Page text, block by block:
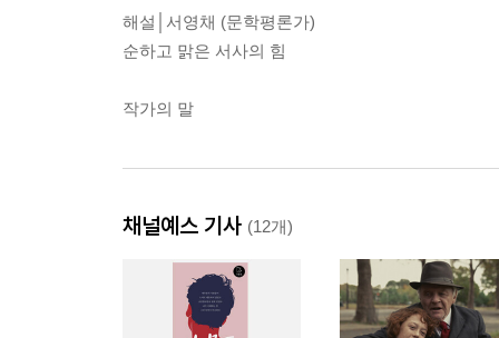
해설│서영채 (문학평론가)
순하고 맑은 서사의 힘
작가의 말
채널예스 기사 (12개)